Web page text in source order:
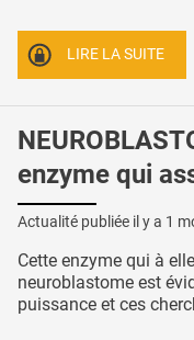
LIRE LA SUITE
enzyme qui
Actualité publiée il y a 1
Cette enzyme qui à
neuroblastome est
puissance et ces